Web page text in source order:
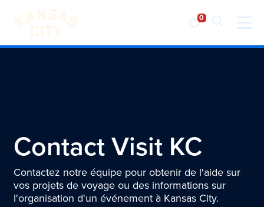
Visiter KC
ContactVisit KC
Contactez notre équipe pour obtenir de l'aide sur
vos projets de voyage ou des informations sur
l'organisation d'un événement à Kansas City.